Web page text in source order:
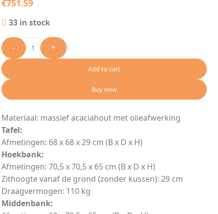
€751.59
33 in stock
- +
Add to cart
Buy now
Materiaal: massief acaciahout met olieafwerking
Tafel:
Afmetingen: 68 x 68 x 29 cm (B x D x H)
Hoekbank:
Afmetingen: 70,5 x 70,5 x 65 cm (B x D x H)
Zithoogte vanaf de grond (zonder kussen): 29 cm
Draagvermogen: 110 kg
Middenbank: